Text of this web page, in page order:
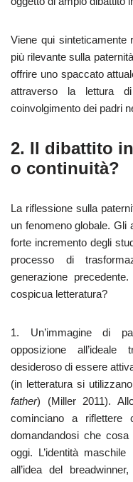
Viene qui sinteticamente
più rilevante sulla
offrire uno spaccato
attraverso la lettura
coinvolgimento dei padri
2. Il dibattito
o continuità?
La riflessione sulla
un fenomeno globale. Gli
forte incremento degli
processo di
generazione
cospicua letteratura?
1. Un’immagine di
opposizione all’ideale
desideroso di essere
(in letteratura si
father) (Miller 2011).
cominciano a riflettere
domandandosi che
oggi. L’identità
all’idea del